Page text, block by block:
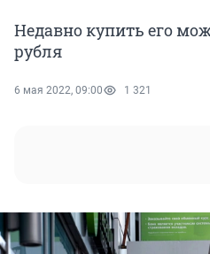
Недавно купить его
рубля
6 мая 2022, 09:00 1 321